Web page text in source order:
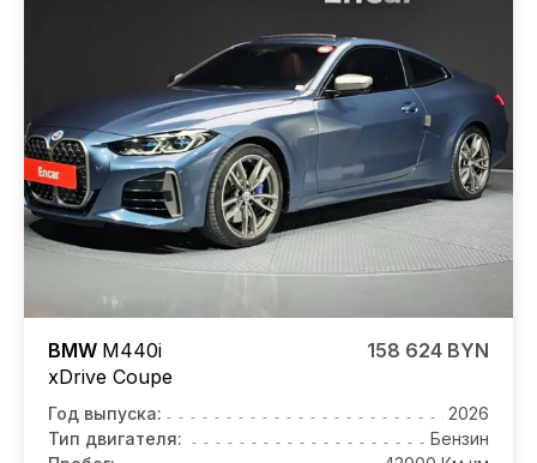
BMW M440i
xDrive Coupe
158 624 BYN
Год выпуска:
2026
Тип двигателя:
Бензин